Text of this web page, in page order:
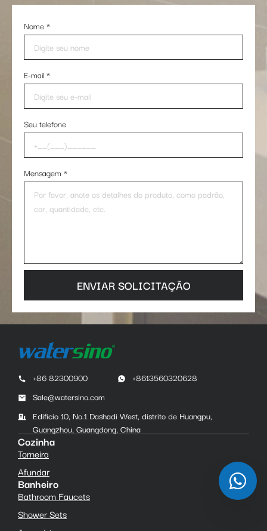
Nome*
E-mail*
Seu telefone
Mensagem *
ENVIAR SOLICITAÇÃO
+86 82300900
+8613560320628
Sale@watersino.com
Edifício 10, No.1 Dashadi West, distrito de Huangpu,
Guangzhou, Guangdong, China
Cozinha
Torneira
Afundar
Banheiro
Bathroom Faucets
Shower Sets